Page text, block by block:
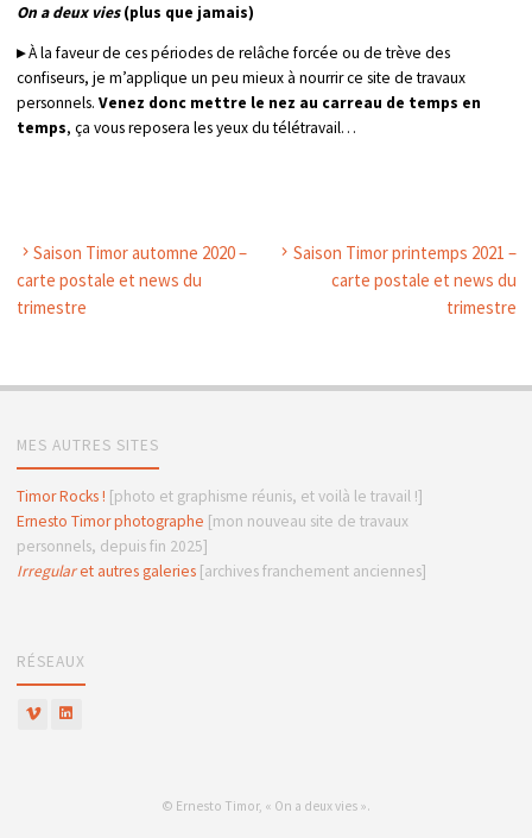
On a deux vies(plus que jamais)
▸À la faveur de ces périodes de relâche forcée ou de trève des
confiseurs, je m’applique un peu mieux à nourrir ce site de travaux
personnels. Venez donc mettre le nez au carreau de temps en
temps, ça vous reposera les yeux du télétravail…
Saison Timor automne 2020 –
carte postale et news du
trimestre
Saison Timor printemps 2021 –
carte postale et news du
trimestre
MES AUTRES SITES
Timor Rocks ! [photo et graphisme réunis, et voilà le travail !]
Ernesto Timor photographe [mon nouveau site de travaux
personnels, depuis fin 2025]
Irregularet autres galeries[archives franchement anciennes]
RÉSEAUX
© Ernesto Timor, « On a deux vies ».